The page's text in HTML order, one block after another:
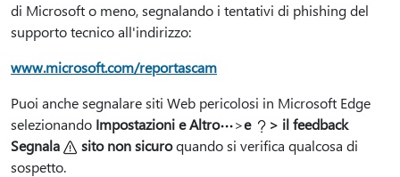
di Microsoft o meno, segnalando i tentativi di phishing del
supporto tecnico all'indirizzo:
www.microsoft.com/reportascam
Puoi anche segnalare siti Web pericolosi in Microsoft Edge
selezionando Impostazioni e Altro >e
> il feedback
Segnala
sito non sicuroquando si verifica qualcosa di
sospetto.